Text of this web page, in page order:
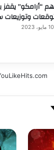
“أرامكو” يقفز
وتوزيعات
10 مايو، 2023